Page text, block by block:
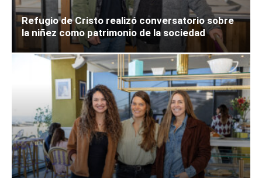
Refugio de Cristo realizó conversatorio sobre
la niñez como patrimonio de la sociedad